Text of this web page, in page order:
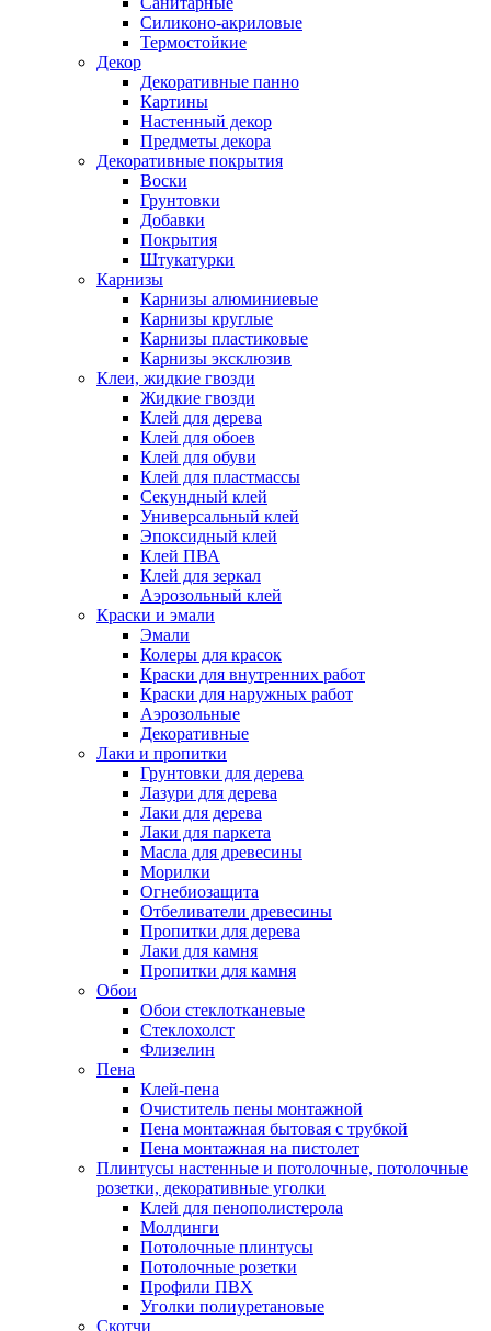
Силиконо-акриловые
Термостойкие
Декор
Декоративные панно
Картины
Настенный декор
Предметы декора
Декоративные покрытия
Воски
Грунтовки
Добавки
Покрытия
Штукатурки
Карнизы
Карнизы алюминиевые
Карнизы круглые
Карнизы пластиковые
Карнизы эксклюзив
Клеи, жидкие гвозди
Жидкие гвозди
Клей для дерева
Клей для обоев
Клей для обуви
Клей для пластмассы
Секундный клей
Универсальный клей
Эпоксидный клей
Клей ПВА
Клей для зеркал
Аэрозольный клей
Краски и эмали
Эмали
Колеры для красок
Краски для внутренних работ
Краски для наружных работ
Аэрозольные
Декоративные
Лаки и пропитки
Грунтовки для дерева
Лазури для дерева
Лаки для дерева
Лаки для паркета
Масла для древесины
Морилки
Огнебиозащита
Отбеливатели древесины
Пропитки для дерева
Лаки для камня
Пропитки для камня
Обои
Обои стеклотканевые
Стеклохолст
Флизелин
Пена
Клей-пена
Очиститель пены монтажной
Пена монтажная бытовая с трубкой
Пена монтажная на пистолет
Плинтусы настенные и потолочные, потолочные
розетки, декоративные уголки
Клей для пенополистерола
Молдинги
Потолочные плинтусы
Потолочные розетки
Профили ПВХ
Уголки полиуретановые
Скотчи